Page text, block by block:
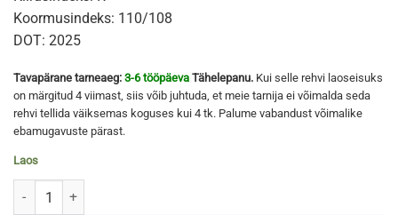
Koormusindeks: 110/108
DOT: 2025
Tavapärane tarneaeg: 3-6 tööpäeva Tähelepanu. Kui selle rehvi laoseisuks
on märgitud 4 viimast, siis võib juhtuda, et meie tarnija ei võimalda seda
rehvi tellida väiksemas koguses kui 4 tk. Palume vabandust võimalike
ebamugavuste pärast.
Laos
LASSA TRANSWAY 3 195/75 R16C 110/108R kogus